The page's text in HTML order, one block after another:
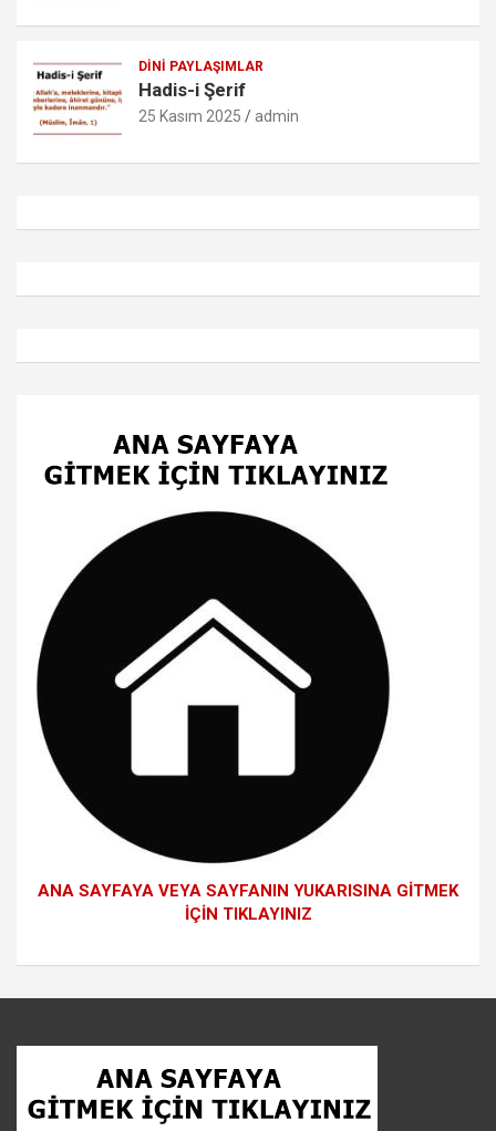
DINI PAYLAŞIMLAR
Hadis-i Şerif
25 Kasım 2025 admin
ANA SAYFAYA VEYA SAYFANIN YUKARISINA GİTMEK
İÇİN TIKLAYINIZ